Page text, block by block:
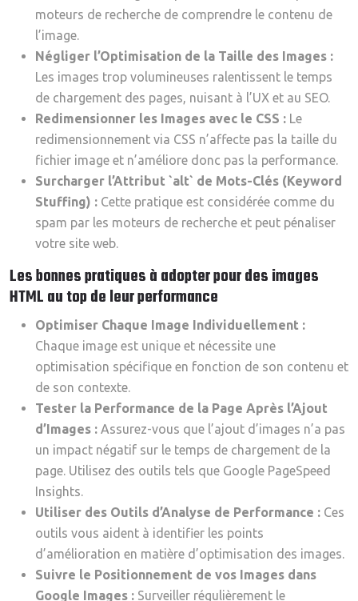
moteurs de recherche de comprendre le contenu de
l’image.
Négliger l’Optimisation de la Taille des Images :
Les images trop volumineuses ralentissent le temps
de chargement des pages, nuisant à l’UX et au SEO.
Redimensionner les Images avec le CSS : Le
redimensionnement via CSS n’affecte pas la taille du
fichier image et n’améliore donc pas la performance.
Surcharger l’Attribut `alt` de Mots-Clés (Keyword
Stuffing) : Cette pratique est considérée comme du
spam par les moteurs de recherche et peut pénaliser
votre site web.
Les bonnes pratiques à adopter pour des images
HTML au top de leur performance
Optimiser Chaque Image Individuellement :
Chaque image est unique et nécessite une
optimisation spécifique en fonction de son contenu et
de son contexte.
Tester la Performance de la Page Après l’Ajout
d’Images : Assurez-vous que l’ajout d’images n’a pas
un impact négatif sur le temps de chargement de la
page. Utilisez des outils tels que Google PageSpeed
Insights.
Utiliser des Outils d’Analyse de Performance : Ces
outils vous aident à identifier les points
d’amélioration en matière d’optimisation des images.
Suivre le Positionnement de vos Images dans
Google Images : Surveiller régulièrement le